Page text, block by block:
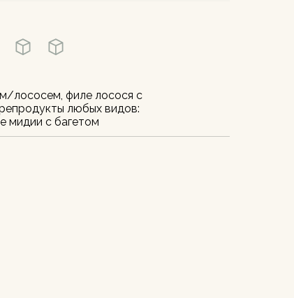
лососем, филе лосося с
любых видов:
мидии с багетом